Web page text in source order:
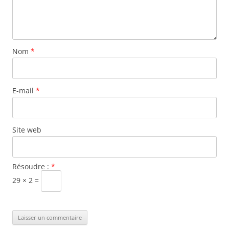
Nom *
E-mail *
Site web
Résoudre : *
29 × 2 =